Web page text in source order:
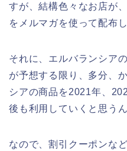
すが、結構色々なお店が
をメルマガを使って配布
それに、エルバランシア
が予想する限り、多分、
シアの商品を2021年、
後も利用していくと思う
なので、割引クーポンな